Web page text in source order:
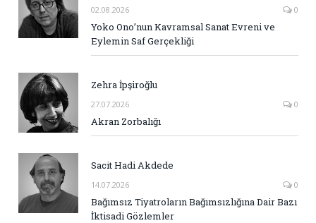
02.08.2026 0
Yoko Ono’nun Kavramsal Sanat Evreni ve
Eylemin Saf Gerçekliği
Zehra İpşiroğlu
27.07.2026 0
Akran Zorbalığı
Sacit Hadi Akdede
14.07.2026 0
Bağımsız Tiyatroların Bağımsızlığına Dair Bazı
İktisadi Gözlemler